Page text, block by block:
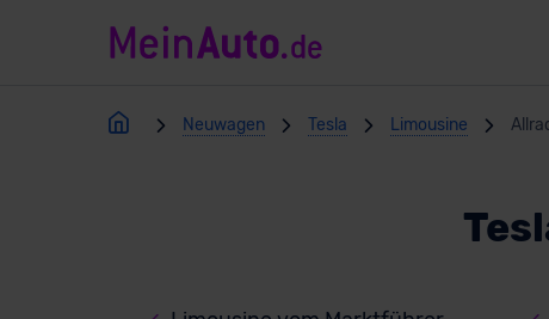
Neuwagen Tesla Limousine